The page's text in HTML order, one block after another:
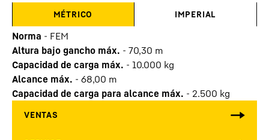
MÉTRICO
IMPERIAL
Norma - FEM
Altura bajo gancho máx. - 70,30 m
Capacidad de carga máx. - 10.000 kg
Alcance máx. - 68,00 m
Capacidad de carga para alcance máx. - 2.500 kg